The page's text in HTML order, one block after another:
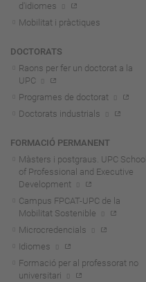
d'idiomes
Mobilitat i pràctiques
DOCTORATS
Raons per fer un doctorat a la
UPC
Programes de doctorat
Doctorats industrials
FORMACIÓ PERMANENT
Màsters i postgraus. UPC School
of Professional and Executive
Development
Campus FPCAT-UPC de la
Mobilitat Sostenible
Microcredencials
Idiomes
Formació per al professorat no
universitari